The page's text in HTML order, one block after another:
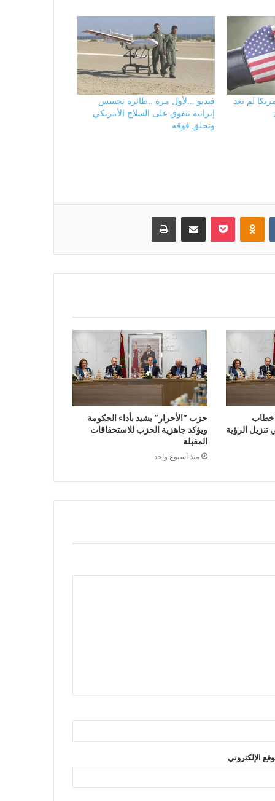
لم تعد
فيديو …لأول مرة ..طائرة تجسس
إيرانية تتفوق على السلاح الأمريكي
وتحلق فوقه
Odnoklassniki
بوكيت مشاركة عبر البريد طباعة
خطاب
الرؤية
حزب ”الأحرار” يشيد بأداء الحكومة
ويؤكد جاهزية الحزب للاستحقاقات
المقبلة
منذ أسبوع واحد
الإلكتروني